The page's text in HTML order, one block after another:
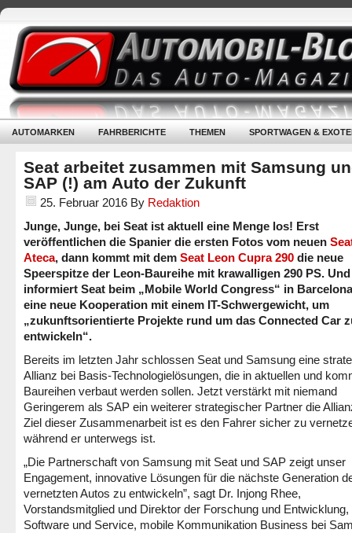
AUTOMARKEN FAHRBERICHTE THEMEN SPORTWAGEN &
Seat arbeitet zusammen mit Samsung
SAP (!) am Auto der Zukunft
25. Februar 2016 By Redaktion
Junge, Junge, bei Seat ist aktuell eine Menge los! Erst
veröffentlichen die Spanier die ersten Fotos vom neuen
Ateca, dann kommt mit dem Seat Leon Cupra 290 die neue
Speerspitze der Leon-Baureihe mit krawalligen 290 PS.
informiert Seat beim „Mobile World Congress“ in
eine neue Kooperation mit einem IT-Schwergewicht, um
„zukunftsorientierte Projekte rund um das Connected Car
entwickeln“.
Bereits im letzten Jahr schlossen Seat und Samsung eine
Allianz bei Basis-Technologielösungen, die in aktuellen und
Baureihen verbaut werden sollen. Jetzt verstärkt mit niemand
Geringerem als SAP ein weiterer strategischer Partner die
Ziel dieser Zusammenarbeit ist es den Fahrer sicher zu
während er unterwegs ist.
„Die Partnerschaft von Samsung mit Seat und SAP zeigt unser
Engagement, innovative Lösungen für die nächste Generation
vernetzten Autos zu entwickeln”, sagt Dr. Injong Rhee,
Vorstandsmitglied und Direktor der Forschung und Entwicklung,
Software und Service, mobile Kommunikation Business bei